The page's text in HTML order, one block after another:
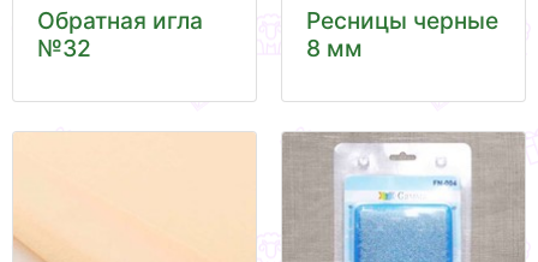
Обратная игла
№32
Ресницы черные
8 мм